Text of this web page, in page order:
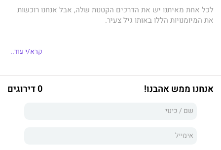
לכל אחת מאיתנו יש את הדרכים הקטנות שלה, אבל אנחנו רוכשות
את המיומנויות הללו באותו גיל צעיר.
אם תשאלו אותי כמה פעמים אדם יכול למות, אגיד לכם שהרבה
ועוקר את הלב שלכם עם שקרים.
בנות כמוני, אנחנו חיות.
אין לנו ברירה.
קרא/י עוד..
אנחנו ממש אהבנו! 0 דירוגים